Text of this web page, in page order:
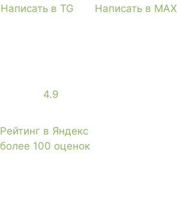
Написать в TG Написать в MAX
4.9
Рейтинг в Яндекс
более 100 оценок